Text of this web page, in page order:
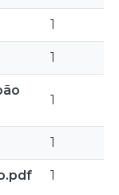
1
1
1
1
1